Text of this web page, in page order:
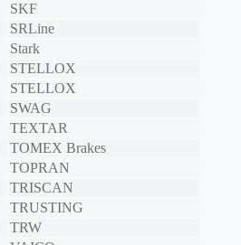
SKF
SRLine
Stark
STELLOX
STELLOX
SWAG
TEXTAR
TOMEX Brakes
TOPRAN
TRISCAN
TRUSTING
TRW